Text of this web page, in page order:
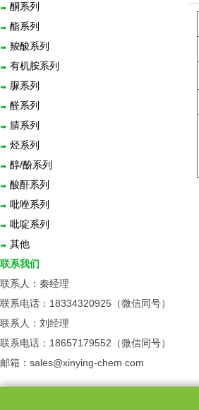
酮系列
酯系列
羧酸系列
有机胺系列
脲系列
醛系列
腈系列
烃系列
醇/酚系列
酸酐系列
吡唑系列
吡啶系列
其他
联系我们
联系人：秦经理
联系电话：18334320925（微信同号）
联系人：刘经理
联系电话：18657179552（微信同号）
邮箱：sales@xinying-chem.com